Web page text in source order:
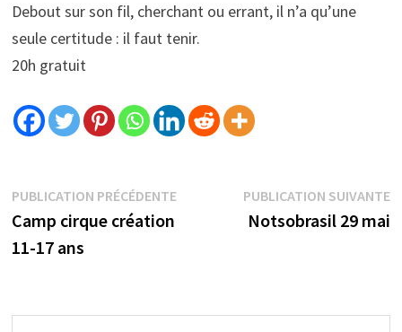
Debout sur son fil, cherchant ou errant, il n’a qu’une
seule certitude : il faut tenir.
20h gratuit
PUBLICATION PRÉCÉDENTE
Camp cirque création
11-17 ans
PUBLICATION SUIVANTE
Notsobrasil 29 mai